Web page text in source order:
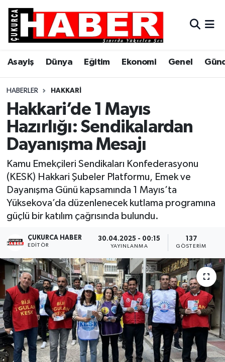
Asayiş Dünya Eğitim Ekonomi Genel
HABERLER HAKKARI
Hakkari’de 1 Mayıs
Hazırlığı: Sendikalardan
Dayanışma Mesajı
Kamu Emekçileri Sendikaları Konfederasyonu
(KESK) Hakkari Şubeler Platformu, Emek ve
Dayanışma Günü kapsamında 1 Mayıs’ta
Yüksekova’da düzenlenecek kutlama programına
güçlü bir katılım çağrısında bulundu.
ÇUKURCA HABER
EDITÖR
30.04.2025 - 00:15
YAYINLANMA
137
GÖSTERIM
Asayiş
Dünya
Eğitim
Ekonomi
Genel
Gündem
Hakkari
Siyaset
Son Dakika
Teknoloji
Yaşam
Hava Durumu
Trafik Durumu
Süper Lig Puan Durumu ve Fikstür
Tüm Manşetler
Son Dakika Haberleri
Haber Arşivi